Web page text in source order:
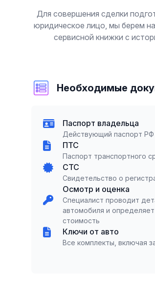
Для совершения сделки
юридическое лицо, мы берем
сервисной книжки с
Необходимые
Паспорт владельца
Действующий паспорт РФ
ПТС
Паспорт транспортного
СТС
Свидетельство о
Осмотр и оценка
Специалист проводит
автомобиля и
стоимость
Ключи от авто
Все комплекты, включая